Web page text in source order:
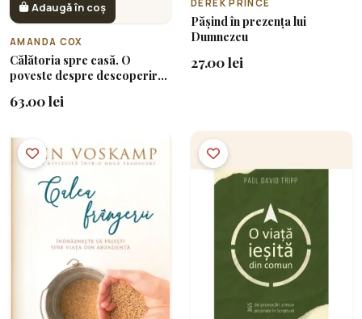
Adaugă în coș
AMANDA COX
Călătoria spre casă. O
poveste despre descoperirea
familii
63.00 lei
DEREK PRINCE
Pășind în prezența lui
Dumnezeu
27.00 lei